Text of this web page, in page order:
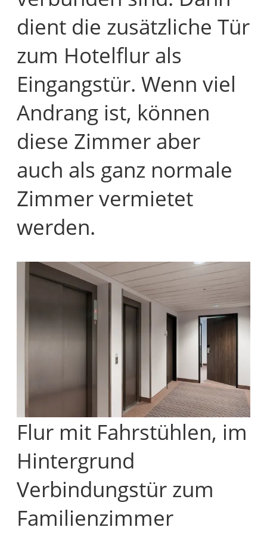
dient die zusätzliche Tür
zum Hotelflur als
Eingangstür. Wenn viel
Andrang ist, können
diese Zimmer aber
auch als ganz normale
Zimmer vermietet
werden.
Flur mit Fahrstühlen, im
Hintergrund
Verbindungstür zum
Familienzimmer